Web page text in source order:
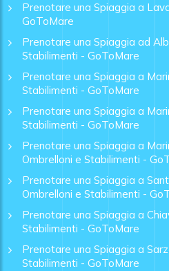
Prenotare una Spiaggia a
GoToMare
Prenotare una Spiaggia ad
Stabilimenti - GoToMare
Prenotare una Spiaggia a
Stabilimenti - GoToMare
Prenotare una Spiaggia a
Stabilimenti - GoToMare
Prenotare una Spiaggia a
Ombrelloni e Stabilimenti -
Prenotare una Spiaggia a
Ombrelloni e Stabilimenti -
Prenotare una Spiaggia a
Stabilimenti - GoToMare
Prenotare una Spiaggia a
Stabilimenti - GoToMare